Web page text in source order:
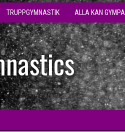
TRUPPGYMNASTIK ALLA KAN GYMPA